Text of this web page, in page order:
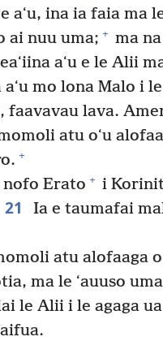
aʻu, ina ia faia ma
ai nuu uma; + ma
aʻu e le Alii
mo lona Malo i
faavavau lava.
atu oʻu
+
nofo Erato + i
21
Ia e taumafai
atu alofaaga
ma le ʻauuso
le Alii i le agaga